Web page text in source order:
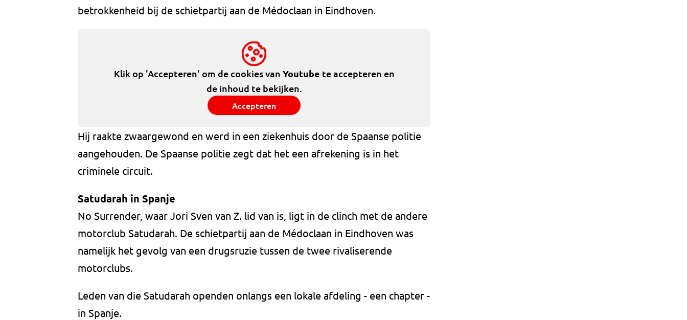
betrokkenheid bij de schietpartij aan de Médoclaan in Eindhoven.
Klik op 'Accepteren' om de cookies van Youtube te accepteren en
de inhoud te bekijken.
Accepteren
Hij raakte zwaargewond en werd in een ziekenhuis door de Spaanse politie
aangehouden. De Spaanse politie zegt dat het een afrekening is in het
criminele circuit.
Satudarah in Spanje
No Surrender, waar Jori Sven van Z. lid van is, ligt in de clinch met de andere
motorclub Satudarah. De schietpartij aan de Médoclaan in Eindhoven was
namelijk het gevolg van een drugsruzie tussen de twee rivaliserende
motorclubs.
Leden van die Satudarah openden onlangs een lokale afdeling - een chapter -
in Spanje.